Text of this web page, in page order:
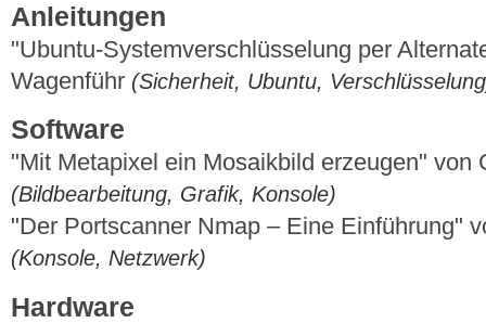
Anleitungen
"Ubuntu-Systemverschlüsselung per
Wagenführ (Sicherheit, Ubuntu,
Software
"Mit Metapixel ein Mosaikbild erzeugen" von
(Bildbearbeitung, Grafik, Konsole)
"Der Portscanner Nmap – Eine Einführung"
(Konsole, Netzwerk)
Hardware